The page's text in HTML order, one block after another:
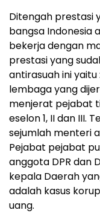
Ditengah prestasi
bangsa Indonesia
bekerja dengan
prestasi yang
antirasuah ini
lembaga yang
menjerat pejabat
eselon 1, II dan III.
sejumlah menteri
Pejabat pejabat
anggota DPR dan
kepala Daerah
adalah kasus
uang.